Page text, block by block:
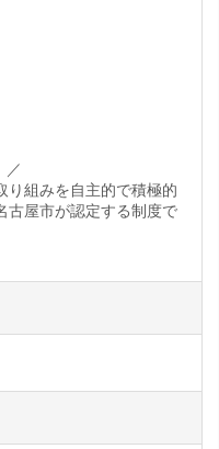
／
り組みを自主的で積極的
古屋市が認定する制度で